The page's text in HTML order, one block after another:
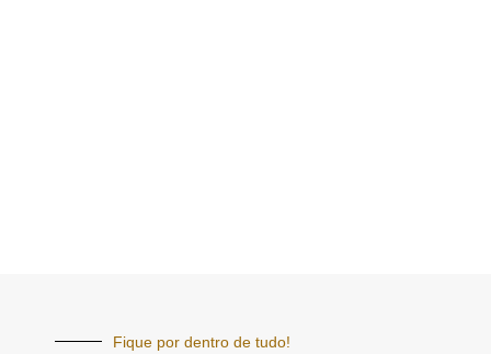
Fique por dentro de tudo!